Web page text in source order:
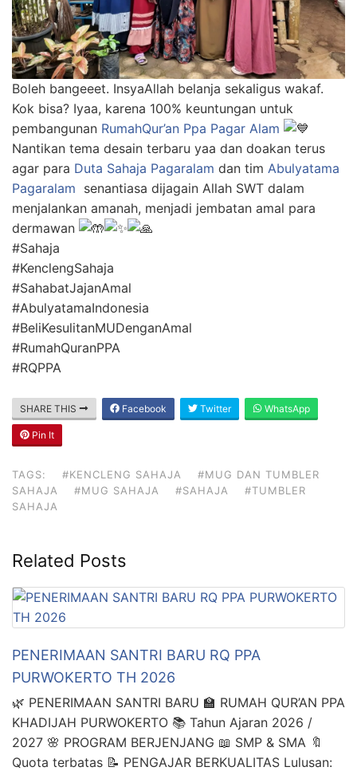
Boleh bangeeet. InsyaAllah belanja sekaligus wakaf.
Kok bisa? Iyaa, karena 100% keuntungan untuk
pembangunan RumahQur’an Ppa Pagar Alam
Nantikan tema desain terbaru yaa dan doakan terus
agar para Duta Sahaja Pagaralam dan tim Abulyatama
Pagaralam senantiasa dijagain Allah SWT dalam
menjalankan amanah, menjadi jembatan amal para
dermawan
#Sahaja
#KenclengSahaja
#SahabatJajanAmal
#AbulyatamaIndonesia
#BeliKesulitanMUDenganAmal
#RumahQuranPPA
#RQPPA
SHARE THIS Facebook Twitter WhatsApp
Pin It
TAGS: #KENCLENG SAHAJA
#MUG DAN TUMBLER
SAHAJA
#MUG SAHAJA #SAHAJA
#TUMBLER
SAHAJA
Related Posts
PENERIMAAN SANTRI BARU RQ PPA
PURWOKERTO TH 2026
🌿 PENERIMAAN SANTRI BARU 🏫 RUMAH QUR’AN PPA
KHADIJAH PURWOKERTO 📚 Tahun Ajaran 2026 /
2027 🌸 PROGRAM BERJENJANG 📖 SMP & SMA 🔖
Quota terbatas 📝 PENGAJAR BERKUALITAS Lulusan: